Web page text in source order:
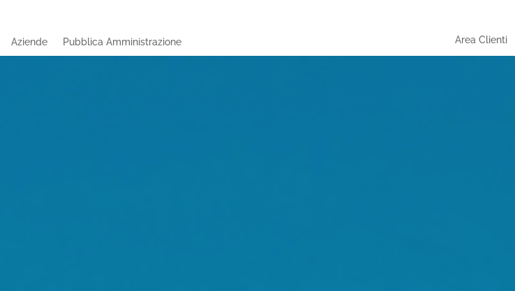
Aziende Pubblica Amministrazione Area Clienti